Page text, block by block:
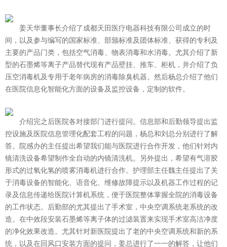
姜天华董事长介绍了成都天田医疗电器科技有限公司成立的时
间，以及参与编写的国家标准、部颁标准及团体标准、 获得的专利及
主要的产品门类，包括空气消毒、物表消毒和水消毒。尤其介绍了新
型的石墨烯等离子产品替代现有产品壁挂、推车、柜机 ， 并介绍了负
压空消毒机及专用于老年病房的消毒除臭机器。然后杨总介绍了他们
在医院信息化智能化方面的设备及监控设备，定制的软件。
介绍完之后 医院各对接部门进行提问 。 信息部和后勤领导提出监
控设施及医院信息管理化配套工程的问题 ，杨总和刘总分别进行了解
答。院感办的主任提出希望我们能与医院进行合作开发 ， 他们针对内
镜清洗设备希望制作全自动的内镜清洗机。另外提出，希望有气溶胶
形式的过氧化氢的喷雾消毒机进行合作。护理部主任魏主任提出了关
于消毒设备的智能化、语音化、维修故障提示以及机器工作过程的记
录及信息传递给医院计算机系统，便于医院整体掌握全院的消毒设备
的工作状态。后勤部的尤其提出了手术室，中央空调系统老系统的改
造。在中效段安装石墨烯等离子体的过滤装置来实现手术室高洁净度
的净化效果改造。尤其针对新医院提出了老的中央空调系统和新的系
统，以及在回风口安装方面的提问， 姜总进行了一一的解答，让他们